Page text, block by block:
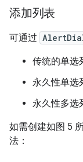
添加列表
可通过
传统的单选
永久性单选
永久性多选
如需创建如图 5
法：